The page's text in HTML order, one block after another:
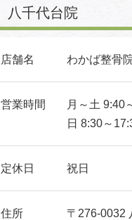
八千代台院
店舗名 わかば整骨
営業時間
月～土
日 8:30～
定休日 祝日
住所 〒276-0032